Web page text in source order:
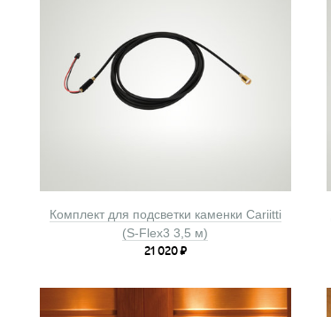
Комплект для подсветки каменки Cariitti
(S-Flex3 3,5 м)
21 020₽